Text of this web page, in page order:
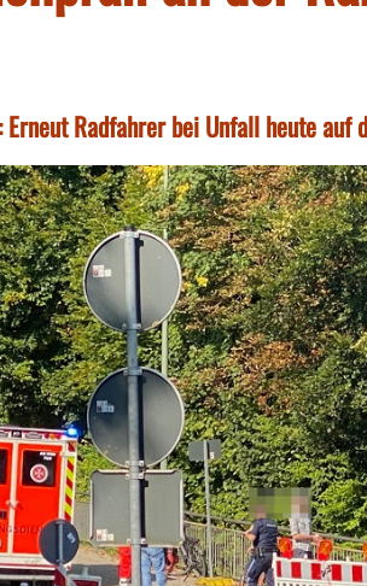
Erneut Radfahrer bei Unfall heute